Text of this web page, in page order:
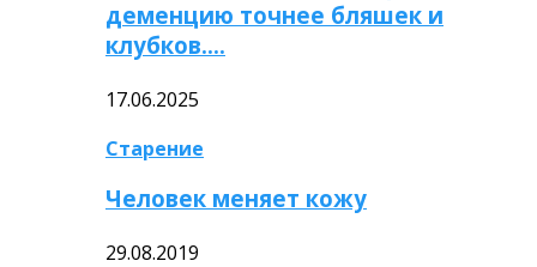
деменцию точнее бляшек и
клубков….
17.06.2025
Старение
Человек меняет кожу
29.08.2019